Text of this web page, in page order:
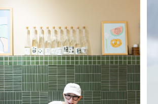
#ボクと麺
#職人の手仕事に触れる